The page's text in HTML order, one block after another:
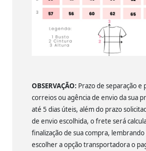
OBSERVAÇÃO: Prazo de separação e
correios ou agência de envio da sua
até 5 dias úteis, além do prazo
de envio escolhida, o frete será
finalização de sua compra,
escolher a opção transportadora o